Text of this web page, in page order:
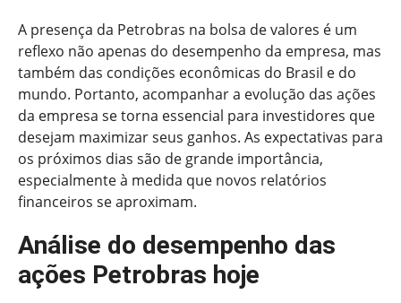
A presença da Petrobras na bolsa de valores é um
reflexo não apenas do desempenho da empresa, mas
também das condições econômicas do Brasil e do
mundo. Portanto, acompanhar a evolução das ações
da empresa se torna essencial para investidores que
desejam maximizar seus ganhos. As expectativas para
os próximos dias são de grande importância,
especialmente à medida que novos relatórios
financeiros se aproximam.
Análise do desempenho das
ações Petrobras hoje